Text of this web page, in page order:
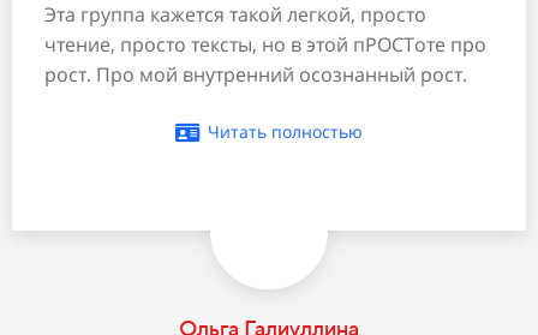
Эта группа кажется такой легкой, просто
чтение, просто тексты, но в этой пРОСТоте про
рост. Про мой внутренний осознанный рост.
Читать полностью
Ольга Галиуллина